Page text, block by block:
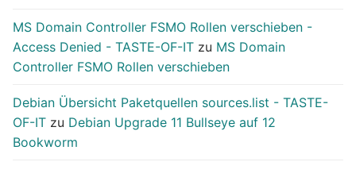
MS Domain Controller FSMO Rollen verschieben -
Access Denied - TASTE-OF-IT zu MS Domain
Controller FSMO Rollen verschieben
Debian Übersicht Paketquellen sources.list - TASTE-
OF-IT zu Debian Upgrade 11 Bullseye auf 12
Bookworm